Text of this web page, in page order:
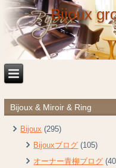
Bijoux
Bijoux & Miroir & Ring
Bijoux (295)
Bijouxブログ (105)
オーナー青柳ブログ